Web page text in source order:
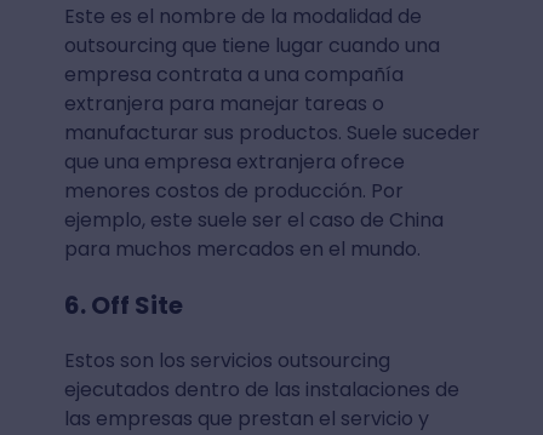
Este es el nombre de la modalidad de
outsourcing que tiene lugar cuando una
empresa contrata a una compañía
extranjera para manejar tareas o
manufacturar sus productos. Suele suceder
que una empresa extranjera ofrece
menores costos de producción. Por
ejemplo, este suele ser el caso de China
para muchos mercados en el mundo.
6. Off Site
Estos son los servicios outsourcing
ejecutados dentro de las instalaciones de
las empresas que prestan el servicio y